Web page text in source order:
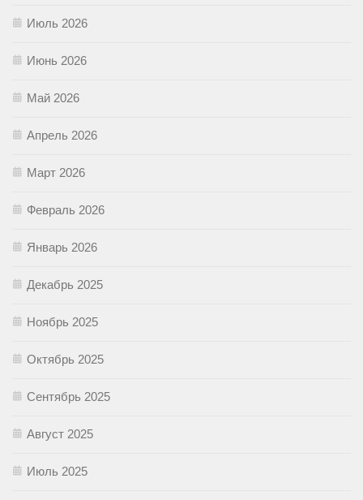
Июль 2026
Июнь 2026
Май 2026
Апрель 2026
Март 2026
Февраль 2026
Январь 2026
Декабрь 2025
Ноябрь 2025
Октябрь 2025
Сентябрь 2025
Август 2025
Июль 2025